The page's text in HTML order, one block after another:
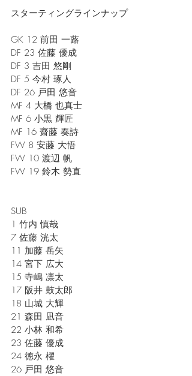
スターティングラインナップ
GK 12 前田 一蕗
DF 23 佐藤 優成
DF 3 吉田 悠剛
DF 5 今村 琢人
DF 26 戸田 悠音
MF 4 大橋 也真士
MF 6 小黒 輝匠
MF 16 齋藤 奏詩
FW 8 安藤 大悟
FW 10 渡辺 帆
FW 19 鈴木 勢直
SUB
1 竹内 慎哉
7 佐藤 洸太
11 加藤 岳矢
14 宮下 広大
15 寺嶋 凛太
17 阪井 鼓太郎
18 山城 大輝
21 森田 凪音
22 小林 和希
23 佐藤 優成
24 徳永 櫂
26 戸田 悠音